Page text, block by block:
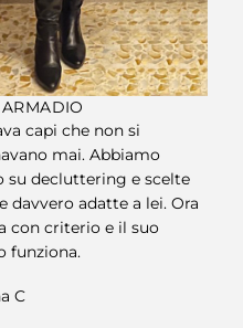
capi che non si
mai. Abbiamo
su decluttering e scelte
davvero adatte a lei. Ora
con criterio e il suo
funziona.
C